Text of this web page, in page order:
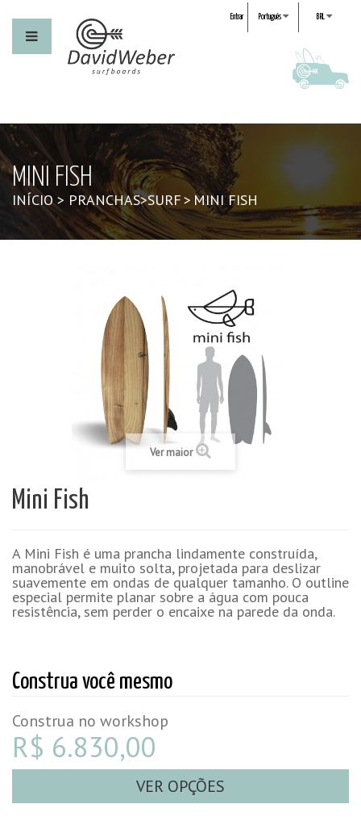
BRL
Português
Entrar
MINI FISH
INÍCIO > PRANCHAS>SURF> MINI FISH
Ver maior
Mini Fish
A Mini Fish é uma prancha lindamente construída,
manobrável e muito solta, projetada para deslizar
suavemente em ondas de qualquer tamanho. O outline
especial permite planar sobre a água com pouca
resistência, sem perder o encaixe na parede da onda.
Construa você mesmo
Construa no workshop
R$ 6.830,00
VER OPÇÕES